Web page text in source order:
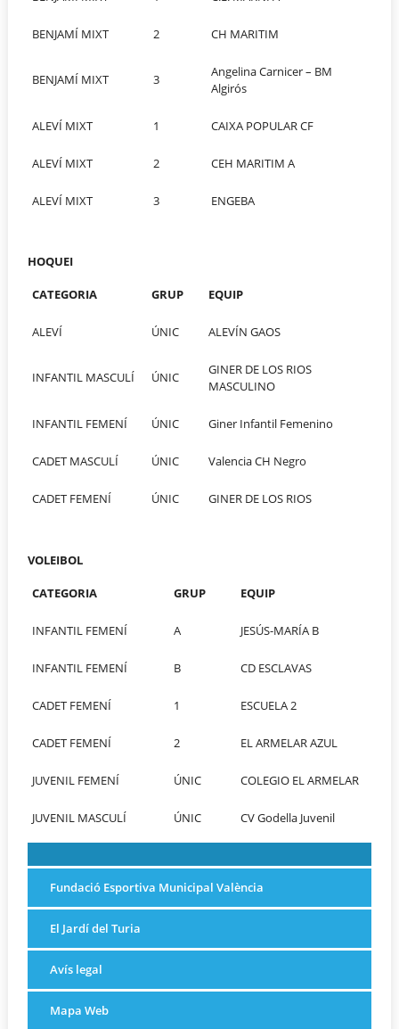
BENJAMÍ MIXT 2 CH MARITIM
BENJAMÍ MIXT 3
Angelina Carnicer – BM
Algirós
ALEVÍ MIXT 1 CAIXA POPULAR CF
ALEVÍ MIXT 2 CEH MARITIM A
ALEVÍ MIXT 3 ENGEBA
HOQUEI
CATEGORIA GRUP EQUIP
ALEVÍ ÚNIC ALEVÍN GAOS
INFANTIL MASCULÍ ÚNIC
GINER DE LOS RIOS
MASCULINO
INFANTIL FEMENÍ ÚNIC Giner Infantil Femenino
CADET MASCULÍ ÚNIC Valencia CH Negro
CADET FEMENÍ ÚNIC GINER DE LOS RIOS
VOLEIBOL
CATEGORIA GRUP EQUIP
INFANTIL FEMENÍ A JESÚS-MARÍA B
INFANTIL FEMENÍ B CD ESCLAVAS
CADET FEMENÍ 1 ESCUELA 2
CADET FEMENÍ 2 EL ARMELAR AZUL
JUVENIL FEMENÍ ÚNIC COLEGIO EL ARMELAR
JUVENIL MASCULÍ ÚNIC CV Godella Juvenil
Fundació Esportiva Municipal València
El Jardí del Turia
Avís legal
Mapa Web